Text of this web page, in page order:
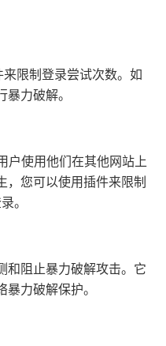
限制登录尝试次数。如
力破解。
使用他们在其他网站上
您可以使用插件来限制
。
和阻止暴力破解攻击。它
力破解保护。